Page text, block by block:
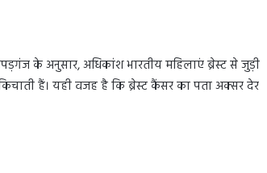
के अनुसार, अधिकांश भारतीय महिलाएं ब्रेस्ट से जुड़ी
हैं। यही वजह है कि ब्रेस्ट कैंसर का पता अक्सर देर